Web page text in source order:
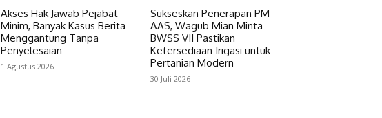
‎Akses Hak Jawab Pejabat
Minim, Banyak Kasus Berita
Menggantung Tanpa
Penyelesaian
1 Agustus 2026
Sukseskan Penerapan PM-
AAS, Wagub Mian Minta
BWSS VII Pastikan
Ketersediaan Irigasi untuk
Pertanian Modern
30 Juli 2026